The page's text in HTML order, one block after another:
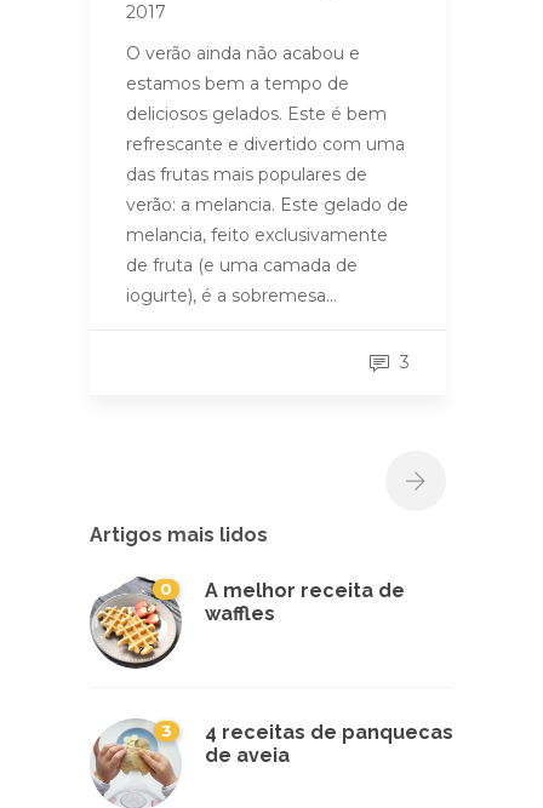
2017
O verão ainda não acabou e
estamos bem a tempo de
deliciosos gelados. Este é bem
refrescante e divertido com uma
das frutas mais populares de
verão: a melancia. Este gelado de
melancia, feito exclusivamente
de fruta (e uma camada de
iogurte), é a sobremesa…
3
Artigos mais lidos
0
A melhor receita de
waffles
3
4 receitas de panquecas
de aveia